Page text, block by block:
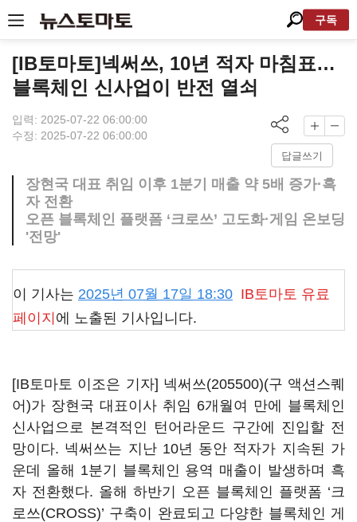
구독
[IB토마토]넥써쓰, 10년 적자 마침표…
블록체인 신사업이 반전 열쇠
입력: 2025-07-22 06:00:00
수정: 2025-07-22 06:00:00
답글쓰기
장현국 대표 취임 이후 1분기 매출 약 5배 증가·흑
자 전환
오픈 블록체인 플랫폼 ‘크로쓰’ 고도화·게임 온보딩
'전망'
이 기사는 2025년 07월 17일 18:30 IB토마토 유료
페이지 에 노출된 기사입니다.
[IB토마토 이조은 기자] 넥써쓰(205500)(구 액션스퀘
어 )가 장현국 대표이사 취임 6개월여 만에 블록체인
신사업으로 본격적인 턴어라운드 구간에 진입할 전
망이다. 넥써쓰는 지난 10년 동안 적자가 지속된 가
운데 올해 1분기 블록체인 용역 매출이 발생하며 흑
자 전환했다. 올해 하반기 오픈 블록체인 플랫폼 ‘크
로쓰(CROSS)’ 구축이 완료되고 다양한 블록체인 게